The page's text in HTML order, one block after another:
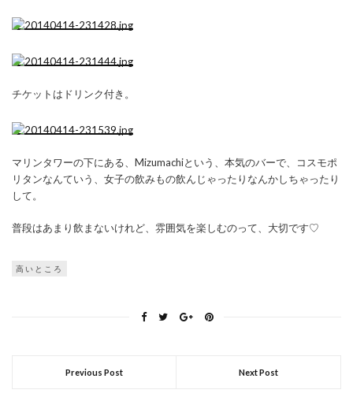
チケットはドリンク付き。
マリンタワーの下にある、Mizumachiという、本気のバーで、コスモポ
リタンなんていう、女子の飲みもの飲んじゃったりなんかしちゃったり
して。
普段はあまり飲まないけれど、雰囲気を楽しむのって、大切です♡
高いところ
Previous Post Next Post